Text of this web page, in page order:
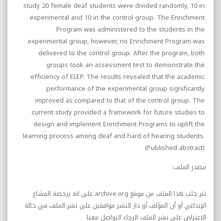
study 20 female deaf students were divided randomly, 10 in
experimental and 10 in the control group. The Enrichment
Program was administered to the students in the
experimental group, however, no Enrichment Program was
delivered to the control group. After the program, both
groups took an assessment test to demonstrate the
efficiency of ELEP. The results revealed that the academic
performance of the experimental group significantly
improved as compared to that of the control group. The
current study provided a framework for future studies to
design and implement Enrichment Programs to uplift the
learning process among deaf and hard of hearing students.
(Published abstract)
مصدر الملف:
تم جلب هذا الملف من موقع archive.org على انه برخصة المشاع
الإبداعي أو أن المؤلف أو دار النشر موافقين على نشر الملف في حالة
الاعتراض على نشر الملف الرجاء التواصل معنا